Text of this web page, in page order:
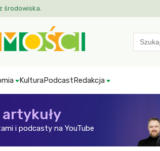
środowiska.
Search
for:
KulturaPodcastRedakcja
artykuły
i podcasty na YouTube